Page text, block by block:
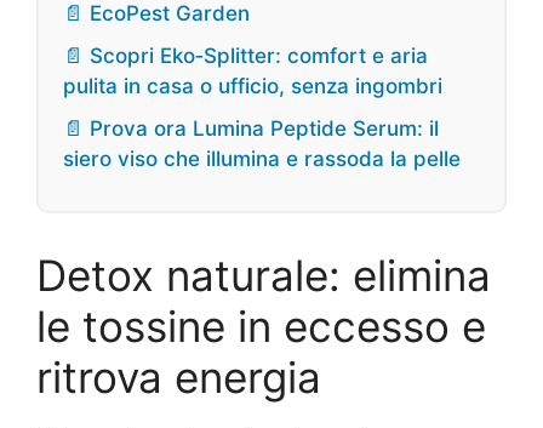
📄 EcoPest Garden
📄 Scopri Eko‑Splitter: comfort e aria
pulita in casa o ufficio, senza ingombri
📄 Prova ora Lumina Peptide Serum: il
siero viso che illumina e rassoda la pelle
Detox naturale: elimina
le tossine in eccesso e
ritrova energia